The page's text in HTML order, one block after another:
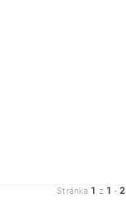
Stránka 1 z 1 -2